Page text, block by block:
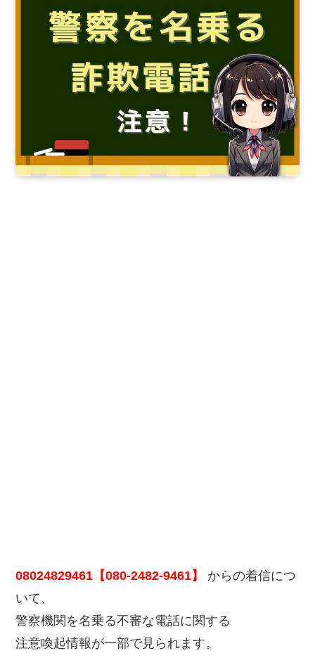
08024829461【080-2482-9461】
からの着信につ
いて、
警察機関を名乗る不審な電話に関する
注意喚起情報が一部で見られます。